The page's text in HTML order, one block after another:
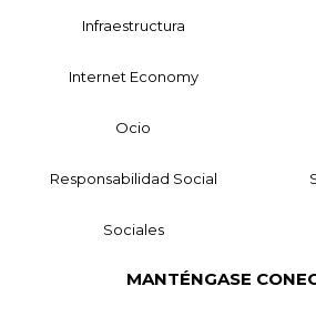
Infraestructura
Internet Economy
Ocio
Responsabilidad Social
Sociales
MANTÉNGASE